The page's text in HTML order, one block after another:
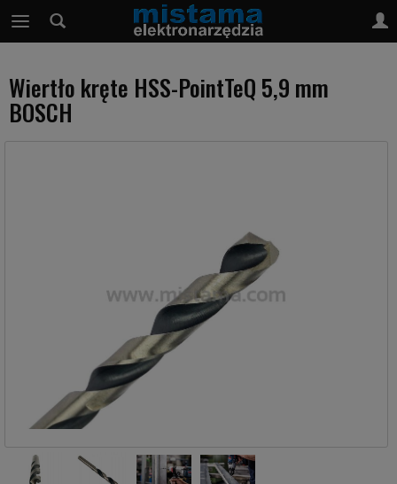
Wiertło kręte HSS-PointTeQ 5,9 mm
BOSCH